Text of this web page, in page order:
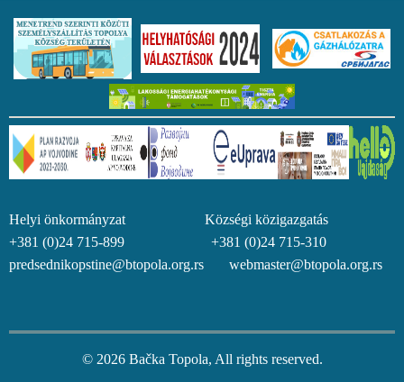
Helyi önkormányzat Községi közigazgatás
+381 (0)24 715-899 +381 (0)24 715-310
predsednikopstine@btopola.org.rs webmaster@btopola.org.rs
© 2026 Bačka Topola, All rights reserved.